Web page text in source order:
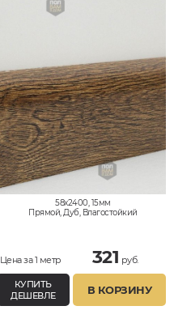
58x2400, 15мм
Прямой, Дуб, Влагостойкий
Цена за 1 метр 321 руб.
КУПИТЬ
ДЕШЕВЛЕ
В КОРЗИНУ